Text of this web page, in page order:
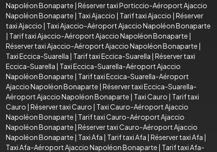
Napoléon Bonaparte | Réserver taxi Porticcio-Aéroport Ajaccio
Napoléon Bonaparte | Taxi Ajaccio | Tarif taxi Ajaccio | Réserver
taxi Ajaccio | Taxi Ajaccio-Aéroport Ajaccio Napoléon Bonaparte
| Tarif taxi Ajaccio-Aéroport Ajaccio Napoléon Bonaparte |
Réserver taxi Ajaccio-Aéroport Ajaccio Napoléon Bonaparte |
Taxi Eccica-Suarella | Tarif taxi Eccica-Suarella | Réserver taxi
Eccica-Suarella | Taxi Eccica-Suarella-Aéroport Ajaccio
Napoléon Bonaparte | Tarif taxi Eccica-Suarella-Aéroport
Ajaccio Napoléon Bonaparte | Réserver taxi Eccica-Suarella-
Aéroport Ajaccio Napoléon Bonaparte | Taxi Cauro | Tarif taxi
Cauro | Réserver taxi Cauro | Taxi Cauro-Aéroport Ajaccio
Napoléon Bonaparte | Tarif taxi Cauro-Aéroport Ajaccio
Napoléon Bonaparte | Réserver taxi Cauro-Aéroport Ajaccio
Napoléon Bonaparte | Taxi Afa | Tarif taxi Afa | Réserver taxi Afa |
Taxi Afa-Aéroport Ajaccio Napoléon Bonaparte | Tarif taxi Afa-